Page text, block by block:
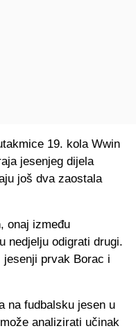
19. kola Wwin
jesenjeg dijela
još dva zaostala
onaj između
nedjelju odigrati drugi.
jesenji prvak Borac i
na fudbalsku jesen u
analizirati učinak